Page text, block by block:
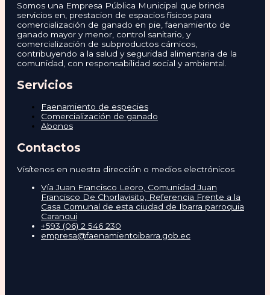
Somos una Empresa Pública Municipal que brinda
servicios en, prestacion de espacios físicos para
comercialización de ganado en pie, faenamiento de
ganado mayor y menor, control sanitario, y
comercialización de subproductos cárnicos,
contribuyendo a la salud y seguridad alimentaria de la
comunidad, con responsabilidad social y ambiental.
Servicios
Faenamiento de especies
Comercialización de ganado
Abonos
Contactos
Visítenos en nuestra dirección o medios electrónicos
Vía Juan Francisco Leoro, Comunidad Juan
Francisco De Chorlavisito, Referencia Frente a la
Casa Comunal de esta ciudad de Ibarra parroquia
Caranqui
+593 (06) 2 546 230
empresa@faenamientoibarra.gob.ec